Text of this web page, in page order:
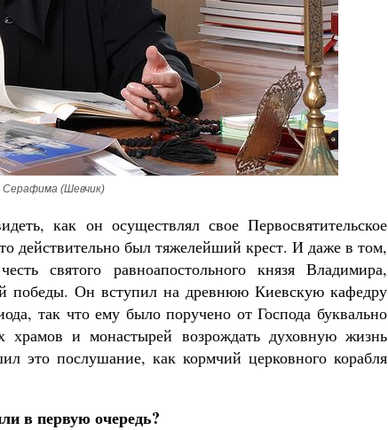
Серафима (Шевчик)
как он осуществлял свое Первосвятительское
действительно был тяжелейший крест. И даже в том,
святого равноапостольного князя Владимира,
победы. Он вступил на древнюю Киевскую кафедру
так что ему было поручено от Господа буквально
храмов и монастырей возрождать духовную жизнь
это послушание, как кормчий церковного корабля
в первую очередь?